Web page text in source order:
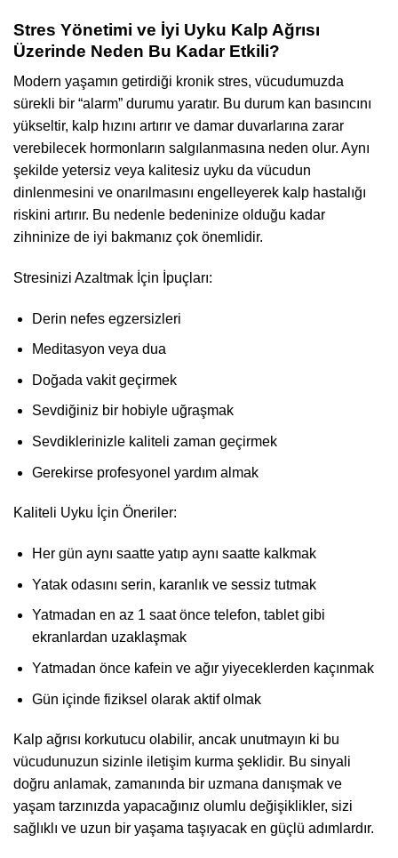
Stres Yönetimi ve İyi Uyku Kalp Ağrısı
Üzerinde Neden Bu Kadar Etkili?
Modern yaşamın getirdiği kronik stres, vücudumuzda
sürekli bir “alarm” durumu yaratır. Bu durum kan basıncını
yükseltir, kalp hızını artırır ve damar duvarlarına zarar
verebilecek hormonların salgılanmasına neden olur. Aynı
şekilde yetersiz veya kalitesiz uyku da vücudun
dinlenmesini ve onarılmasını engelleyerek kalp hastalığı
riskini artırır. Bu nedenle bedeninize olduğu kadar
zihninize de iyi bakmanız çok önemlidir.
Stresinizi Azaltmak İçin İpuçları:
Derin nefes egzersizleri
Meditasyon veya dua
Doğada vakit geçirmek
Sevdiğiniz bir hobiyle uğraşmak
Sevdiklerinizle kaliteli zaman geçirmek
Gerekirse profesyonel yardım almak
Kaliteli Uyku İçin Öneriler:
Her gün aynı saatte yatıp aynı saatte kalkmak
Yatak odasını serin, karanlık ve sessiz tutmak
Yatmadan en az 1 saat önce telefon, tablet gibi
ekranlardan uzaklaşmak
Yatmadan önce kafein ve ağır yiyeceklerden kaçınmak
Gün içinde fiziksel olarak aktif olmak
Kalp ağrısı korkutucu olabilir, ancak unutmayın ki bu
vücudunuzun sizinle iletişim kurma şeklidir. Bu sinyali
doğru anlamak, zamanında bir uzmana danışmak ve
yaşam tarzınızda yapacağınız olumlu değişiklikler, sizi
sağlıklı ve uzun bir yaşama taşıyacak en güçlü adımlardır.